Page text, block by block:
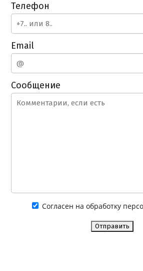
Телефон
Email
Сообщение
Согласен на обработку